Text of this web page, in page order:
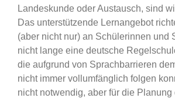
Landeskunde oder Austausch, sind
Das unterstützende Lernangebot
(aber nicht nur) an Schülerinnen und
nicht lange eine deutsche
die aufgrund von Sprachbarrieren
nicht immer vollumfänglich folgen
nicht notwendig, aber für die Planung